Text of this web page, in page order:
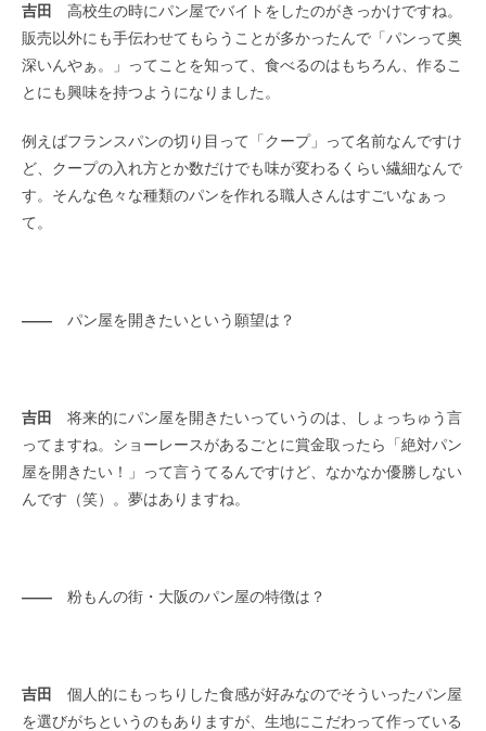
吉田 高校生の時にパン屋でバイトをしたのがきっかけですね。
販売以外にも手伝わせてもらうことが多かったんで「パンって奥
深いんやぁ。」ってことを知って、食べるのはもちろん、作るこ
とにも興味を持つようになりました。
例えばフランスパンの切り目って「クープ」って名前なんですけ
ど、クープの入れ方とか数だけでも味が変わるくらい繊細なんで
す。そんな色々な種類のパンを作れる職人さんはすごいなぁっ
て。
―― パン屋を開きたいという願望は？
吉田 将来的にパン屋を開きたいっていうのは、しょっちゅう言
ってますね。ショーレースがあるごとに賞金取ったら「絶対パン
屋を開きたい！」って言うてるんですけど、なかなか優勝しない
んです（笑）。夢はありますね。
―― 粉もんの街・大阪のパン屋の特徴は？
吉田 個人的にもっちりした食感が好みなのでそういったパン屋
を選びがちというのもありますが、生地にこだわって作っている